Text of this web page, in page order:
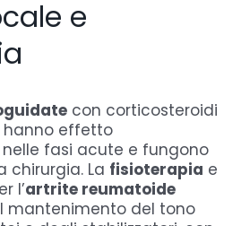
e
con corticosteroidi
hanno effetto
fasi acute e fungono
chirurgia. La fisioterapia e
l’artrite reumatoide
mantenimento del tono